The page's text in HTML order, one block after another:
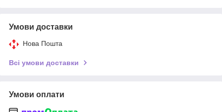
Умови доставки
Нова Пошта
Всі умови доставки
Умови оплати